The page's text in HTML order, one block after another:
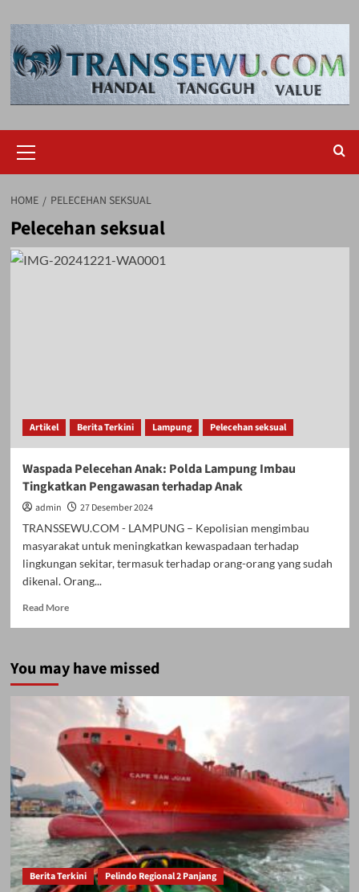
to
content
Menu
HOME PELECEHAN SEKSUAL
Pelecehan seksual
Artikel Berita Terkini Lampung Pelecehan seksual
Waspada Pelecehan Anak: Polda Lampung Imbau
Tingkatkan Pengawasan terhadap Anak
admin
27 Desember 2024
TRANSSEWU.COM - LAMPUNG – Kepolisian mengimbau
masyarakat untuk meningkatkan kewaspadaan terhadap
lingkungan sekitar, termasuk terhadap orang-orang yang sudah
dikenal. Orang...
Read MoreRead
Pelecehan
Polda
Imbau
Tingkatkan
Pengawasan
terhadap
Anak
You may have missed
Berita Terkini Pelindo Regional 2 Panjang